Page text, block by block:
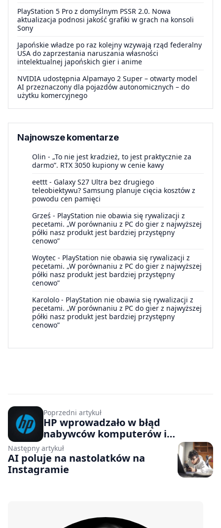
PlayStation 5 Pro z domyślnym PSSR 2.0. Nowa
aktualizacja podnosi jakość grafiki w grach na konsoli
Sony
Japońskie władze po raz kolejny wzywają rząd federalny
USA do zaprzestania naruszania własności
intelektualnej japońskich gier i anime
NVIDIA udostępnia Alpamayo 2 Super – otwarty model
AI przeznaczony dla pojazdów autonomicznych – do
użytku komercyjnego
Najnowsze komentarze
Olin - „To nie jest kradzież, to jest praktycznie za
darmo”. RTX 3050 kupiony w cenie kawy
eettt - Galaxy S27 Ultra bez drugiego
teleobiektywu? Samsung planuje cięcia kosztów z
powodu cen pamięci
Grześ - PlayStation nie obawia się rywalizacji z
pecetami. „W porównaniu z PC do gier z najwyższej
półki nasz produkt jest bardziej przystępny
cenowo”
Woytec - PlayStation nie obawia się rywalizacji z
pecetami. „W porównaniu z PC do gier z najwyższej
półki nasz produkt jest bardziej przystępny
cenowo”
Karololo - PlayStation nie obawia się rywalizacji z
pecetami. „W porównaniu z PC do gier z najwyższej
półki nasz produkt jest bardziej przystępny
cenowo”
Poprzedni artykuł
HP wprowadzało w błąd
nabywców komputerów i
klawiatur. Teraz musi wypłacać
odszkodowania
Następny artykuł
AI poluje na nastolatków na
Instagramie